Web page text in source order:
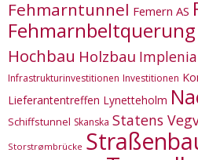
Fehmarntunnel Femern AS
Fehmarnbeltquerung
Hochbau Holzbau Implenia
Infrastrukturinvestitionen Investitionen
Lieferantentreffen Lynetteholm
Schiffstunnel Skanska Statens
Storstrømbrücke